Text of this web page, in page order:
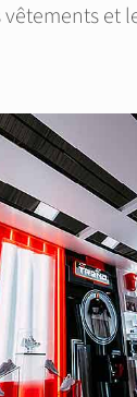
et